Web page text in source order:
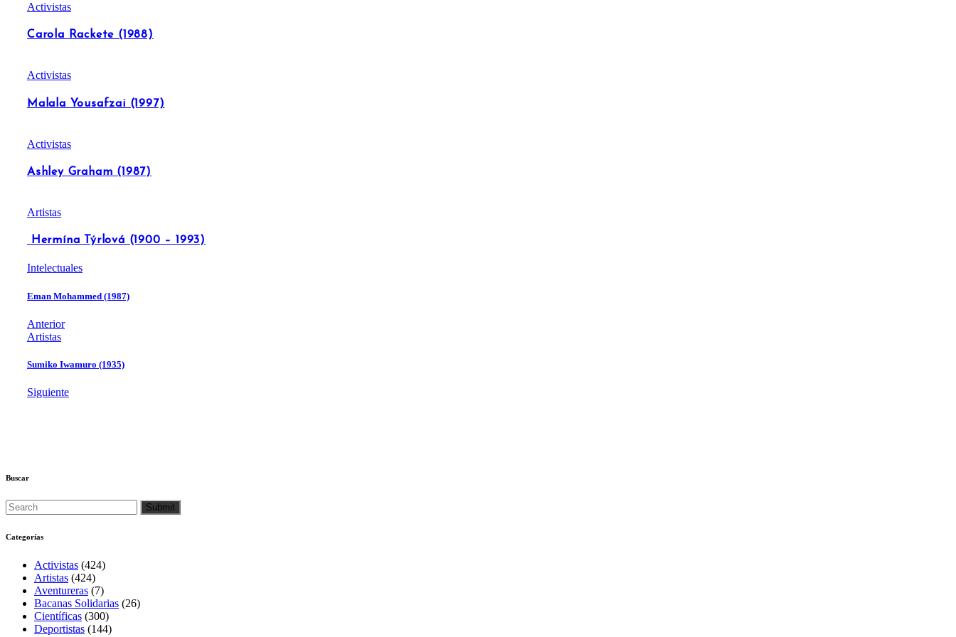
Activistas
Carola Rackete (1988)
Activistas
Malala Yousafzai (1997)
Activistas
Ashley Graham (1987)
Artistas
Hermína Týrlová (1900 – 1993)
Intelectuales
Eman Mohammed (1987)
Anterior
Artistas
Sumiko Iwamuro (1935)
Siguiente
Buscar
Categorías
Activistas (424)
Artistas (424)
Aventureras (7)
Bacanas Solidarias (26)
Científicas (300)
Deportistas (144)